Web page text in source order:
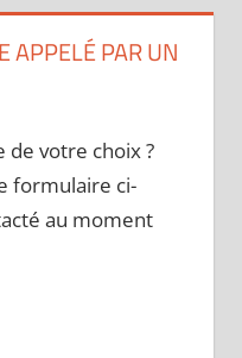
APPELÉ PAR UN
de votre choix ?
formulaire ci-
au moment